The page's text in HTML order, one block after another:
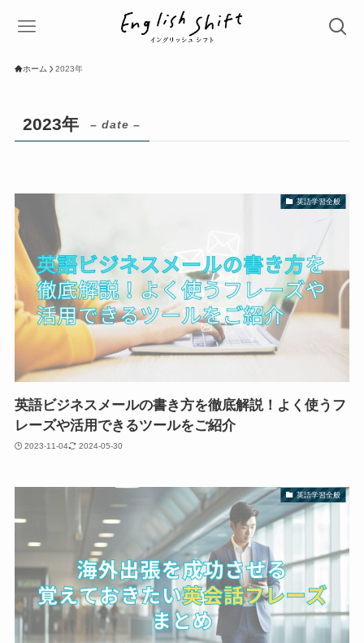
ホーム 2023年
2023年 – date –
英語学習全般
英語ビジネスメールの書き方を徹底解説！よく使うフ
レーズや活用できるツールをご紹介
2023-11-04 2024-05-30
英語学習全般